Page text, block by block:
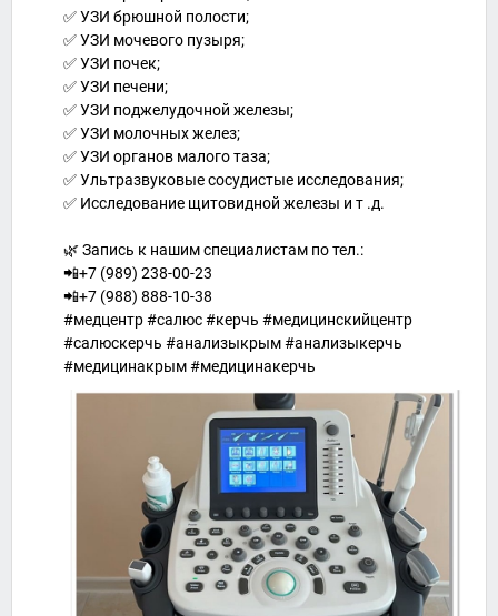
✅ УЗИ брюшной полости;
✅ УЗИ мочевого пузыря;
✅ УЗИ почек;
✅ УЗИ печени;
✅ УЗИ поджелудочной железы;
✅ УЗИ молочных желез;
✅ УЗИ органов малого таза;
✅ Ультразвуковые сосудистые исследования;
✅ Исследование щитовидной железы и т .д.
🌿 Запись к нашим специалистам по тел.:
📲+7 (989) 238-00-23
📲+7 (988) 888-10-38
#медцентр #салюс #керчь #медицинскийцентр
#салюскерчь #анализыкрым #анализыкерчь
#медицинакрым #медицинакерчь